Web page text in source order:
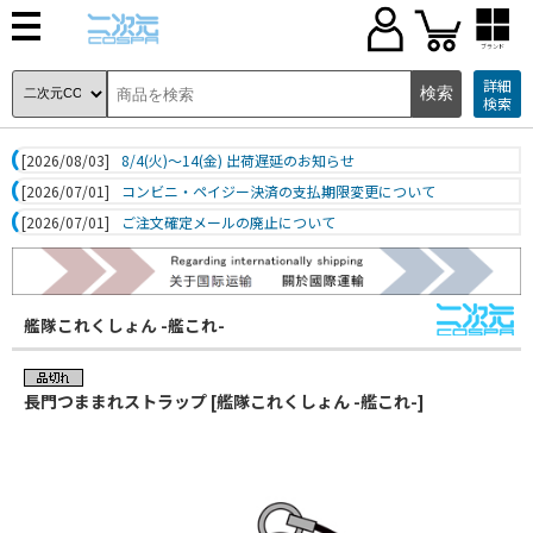
ブランド
詳細
検索
[2026/08/03]
8/4(火)～14(金) 出荷遅延のお知らせ
[2026/07/01]
コンビニ・ペイジー決済の支払期限変更について
[2026/07/01]
ご注文確定メールの廃止について
艦隊これくしょん -艦これ-
長門つままれストラップ [艦隊これくしょん -艦これ-]